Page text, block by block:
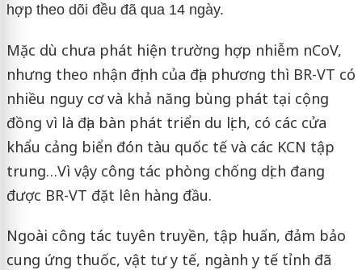
hợp theo dõi đều đã qua 14 ngày.
Mặc dù chưa phát hiện trường hợp nhiễm nCoV,
nhưng theo nhận định của địa phương thì BR-VT có
nhiều nguy cơ và khả năng bùng phát tại cộng
đồng vì là địa bàn phát triển du lịch, có các cửa
khẩu cảng biển đón tàu quốc tế và các KCN tập
trung…Vì vậy công tác phòng chống dịch đang
được BR-VT đặt lên hàng đầu.
Ngoài công tác tuyên truyền, tập huấn, đảm bảo
cung ứng thuốc, vật tư y tế, ngành y tế tỉnh đã